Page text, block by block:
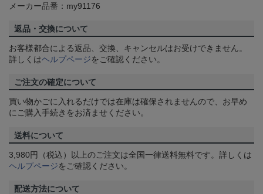
メーカー品番：my91176
返品・交換について
お客様都合による返品、交換、キャンセルはお受けできません。
詳しくはヘルプページをご確認ください。
ご注文の確定について
買い物かごに入れるだけでは在庫は確保されませんので、お早め
にご購入手続きをお済ませください。
送料について
3,980円（税込）以上のご注文は全国一律送料無料です。詳しくは
ヘルプページをご確認ください。
配送方法について